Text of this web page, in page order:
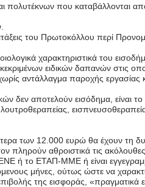
πολυτέκνων που καταβάλλονται
του Πρωτοκόλλου περί
χαρακτηριστικά του
ειδικών δαπανών στις
αντάλλαγμα παροχής εργασίας
δεν αποτελούν εισόδημα, είναι το
των 12.000 ευρώ θα έχουν τη
πληρούν αθροιστικά τις ακόλουθες
ή το ΕΤΑΠ-ΜΜΕ ή είναι
μήνες, ούτως ώστε να
της εισφοράς, «πραγματικά